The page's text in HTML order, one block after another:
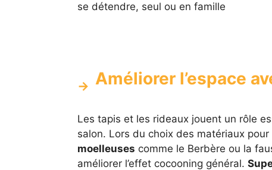
se détendre, seul ou en famille
Améliorer l’espace
Les tapis et les rideaux jouent un rôle
salon. Lors du choix des matériaux
moelleuses comme le Berbère ou la
améliorer l’effet cocooning général.